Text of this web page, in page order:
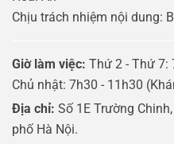
Chịu trách nhiệm nội dung:
Giờ làm việc: Thứ 2 - Thứ 7:
Chủ nhật: 7h30 - 11h30
Địa chỉ: Số 1E Trường
phố Hà Nội.